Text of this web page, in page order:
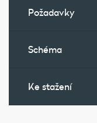
Požadavky
Schéma
Ke stažení